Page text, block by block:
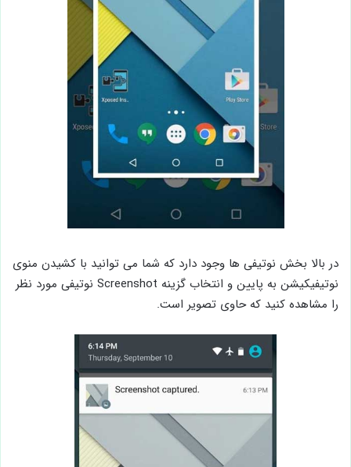
در بالا بخش نوتیفی ها وجود دارد که شما می توانید با کشیدن منوی
نوتیفیکیشن به پایین و انتخاب گزینه Screenshot نوتیفی مورد نظر
را مشاهده کنید که حاوی تصویر است.